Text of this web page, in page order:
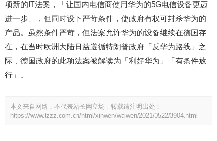
项新的IT法案，「让国内电信商使用华为的5G电信设备更迈
进一步」，但同时设下严苛条件，使政府有权可封杀华为的
产品。虽然条件严苛，但法案允许华为的设备继续在德国存
在，在当时欧洲大陆日益遵循特朗普政府「反华为路线」之
际，德国政府的此项法案被解读为「利好华为」「有条件放
行」。
本文来自网络，不代表站长网立场，转载请注明出处：
https://www.tzzz.com.cn/html/xinwen/waiwen/2021/0522/3904.html